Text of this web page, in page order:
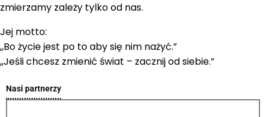
zmierzamy zależy tylko od nas.
Jej motto:
,,Bo życie jest po to aby się nim nażyć.”
,,Jeśli chcesz zmienić świat – zacznij od siebie.”
Nasi partnerzy